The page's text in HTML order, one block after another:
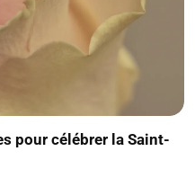
pour célébrer la Saint-